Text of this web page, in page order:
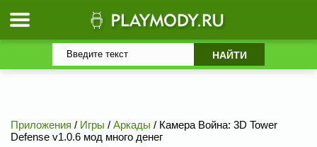
Приложения / Игры / Аркады / Камера Война: 3D Tower
Defense v1.0.6 мод много денег